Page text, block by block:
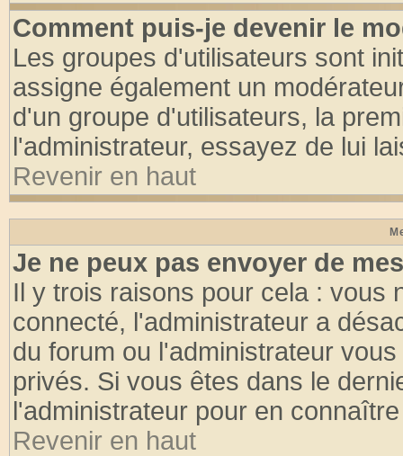
Comment puis-je devenir le
Les groupes d'utilisateurs sont
assigne également un
d'un groupe d'utilisateurs, la
l'administrateur, essayez de lui
Revenir en haut
Je ne peux pas envoyer de
Il y trois raisons pour cela : vous
connecté, l'administrateur a
du forum ou l'administrateur
privés. Si vous êtes dans le
l'administrateur pour en
Revenir en haut